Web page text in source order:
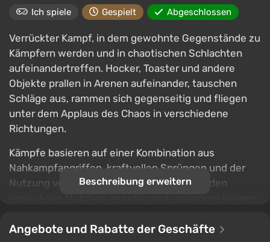
Ich spiele Gespielt Abgeschlossen
Verrückter Kampf, in dem gewohnte Gegenstände zu
Kämpfern werden und in chaotischen Schlachten
aufeinandertreffen. Hocker, Toaster und andere
Objekte prallen in Arenen aufeinander, tauschen
Schläge aus, rammen sich gegenseitig und fliegen
unter dem Applaus des Chaos in verschiedene
Richtungen.
Kämpfe basieren auf einer Kombination aus
Nahkampfangriffen, kraftvollen Sprüngen und der
Nutzung verschiedener Gegenstände, die den
fügen Unvorhersehbarkeit hinzu und verwandeln
Beschreibung erweitern
Angebote und Rabatte der Geschäfte